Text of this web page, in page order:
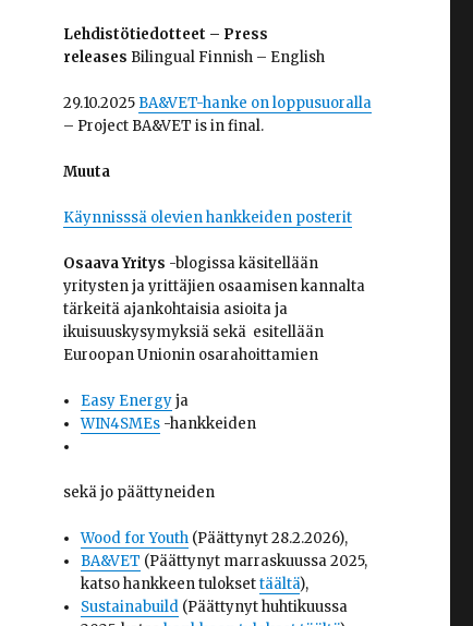
Lehdistötiedotteet – Press
releases Bilingual Finnish – English
29.10.2025 BA&VET-hanke on loppusuoralla
– Project BA&VET is in final.
Muuta
Käynnisssä olevien hankkeiden posterit
Osaava Yritys -blogissa käsitellään
yritysten ja yrittäjien osaamisen kannalta
tärkeitä ajankohtaisia asioita ja
ikuisuuskysymyksiä sekä esitellään
Euroopan Unionin osarahoittamien
Easy Energyja
WIN4SMEs -hankkeiden
sekä jo päättyneiden
Wood for Youth (Päättynyt 28.2.2026),
BA&VET (Päättynyt marraskuussa 2025,
katso hankkeen tuloksettäältä),
Sustainabuild (Päättynyt huhtikuussa